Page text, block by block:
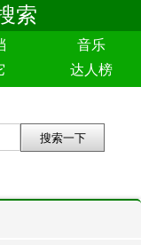
索
音乐
达人榜